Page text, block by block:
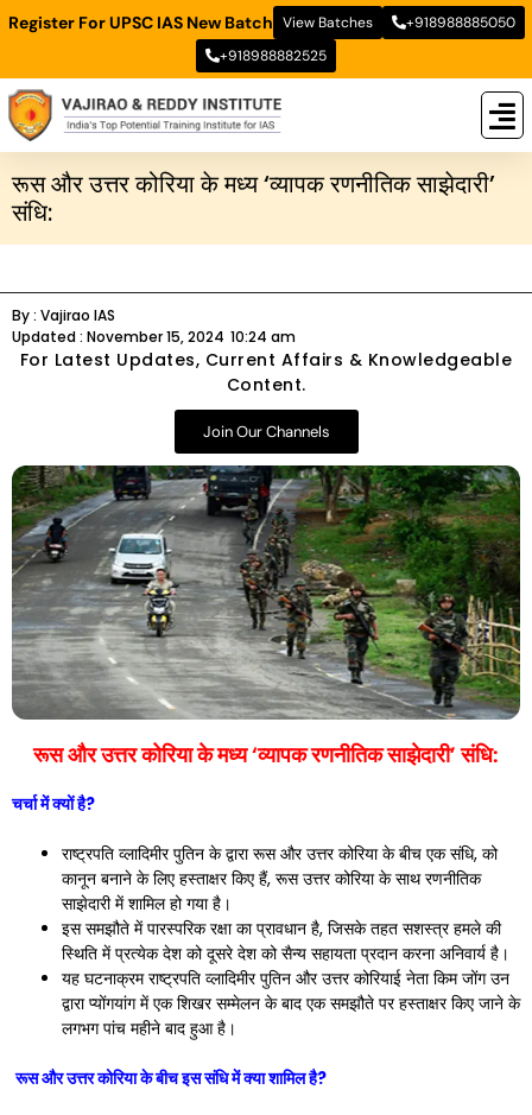
Register For UPSC IAS New Batch View Batches
+918988885050
+918988882525
रूस और उत्तर कोरिया के मध्य ‘व्यापक रणनीतिक साझेदारी’
संधि:
By : Vajirao IAS
Updated : November 15, 2024 10:24 am
For Latest Updates, Current Affairs & Knowledgeable
Content.
Join Our Channels
रूस और उत्तर कोरिया के मध्य ‘व्यापक रणनीतिक साझेदारी’ संधि:
चर्चा में क्यों है?
राष्ट्रपति व्लादिमीर पुतिन के द्वारा रूस और उत्तर कोरिया के बीच एक संधि, को
कानून बनाने के लिए हस्ताक्षर किए हैं, रूस उत्तर कोरिया के साथ रणनीतिक
साझेदारी में शामिल हो गया है।
इस समझौते में पारस्परिक रक्षा का प्रावधान है, जिसके तहत सशस्त्र हमले की
स्थिति में प्रत्येक देश को दूसरे देश को सैन्य सहायता प्रदान करना अनिवार्य है।
यह घटनाक्रम राष्ट्रपति व्लादिमीर पुतिन और उत्तर कोरियाई नेता किम जोंग उन
द्वारा प्योंगयांग में एक शिखर सम्मेलन के बाद एक समझौते पर हस्ताक्षर किए जाने के
लगभग पांच महीने बाद हुआ है।
रूस और उत्तर कोरिया के बीच इस संधि में क्या शामिल है?